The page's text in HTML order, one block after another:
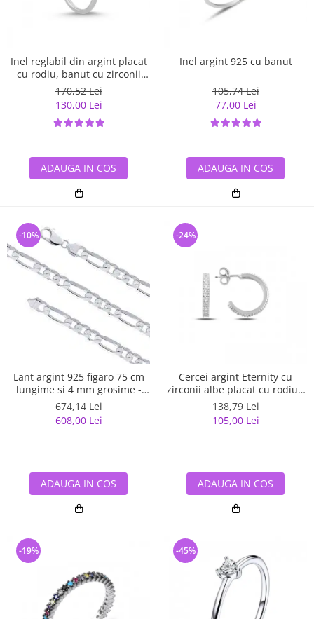
Inel reglabil din argint placat
cu rodiu, banut cu zirconii
albe si albastre
170,52 Lei
130,00 Lei
ADAUGA IN COS
Inel argint 925 cu banut
105,74 Lei
77,00 Lei
ADAUGA IN COS
Lant argint 925 figaro 75 cm
lungime si 4 mm grosime -
Classical You LSX0141
674,14 Lei
608,00 Lei
-10%
ADAUGA IN COS
Cercei argint Eternity cu
zirconii albe placat cu rodiu -
ETU0153
138,79 Lei
105,00 Lei
-24%
ADAUGA IN COS
-19% -45%